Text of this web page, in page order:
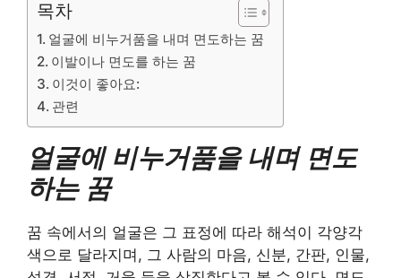
목차
얼굴에 비누거품을 내며 면도하는 꿈
이발이나 면도를 하는 꿈
이것이 좋아요:
관련
얼굴에 비누거품을 내며 면도
하는 꿈
꿈 속에서의 얼굴은 그 표정에 따라 해석이 각양각
색으로 달라지며, 그 사람의 마음, 신분, 간판, 인물,